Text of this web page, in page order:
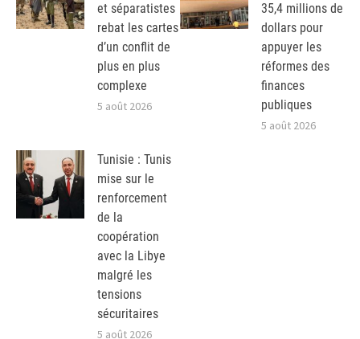
et séparatistes
rebat les cartes
d’un conflit de
plus en plus
complexe
5 août 2026
35,4 millions de
dollars pour
appuyer les
réformes des
finances
publiques
5 août 2026
Tunisie : Tunis
mise sur le
renforcement
de la
coopération
avec la Libye
malgré les
tensions
sécuritaires
5 août 2026